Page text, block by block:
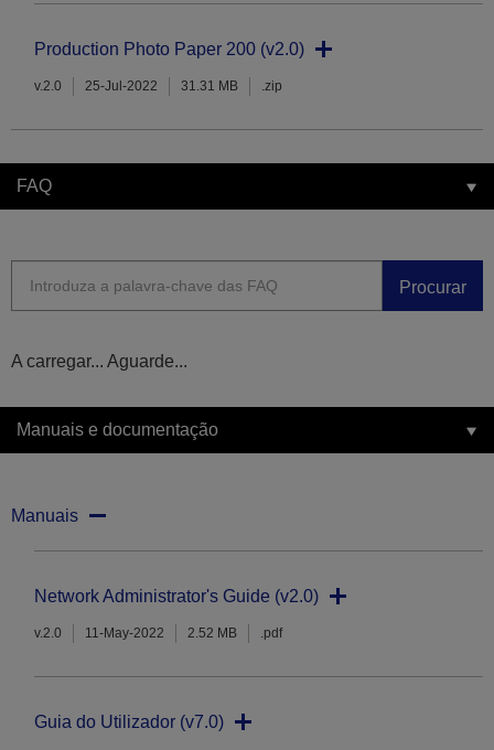
Production Photo Paper 200 (v2.0)
v.2.0 25-Jul-2022 31.31 MB .zip
FAQ
Procurar
A carregar... Aguarde...
Manuais e documentação
Manuais
Network Administrator's Guide (v2.0)
v.2.0 11-May-2022 2.52 MB .pdf
Guia do Utilizador (v7.0)